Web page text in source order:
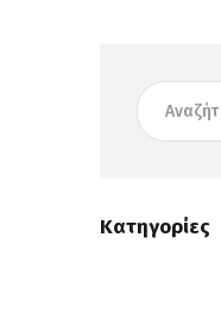
Κατηγορίες